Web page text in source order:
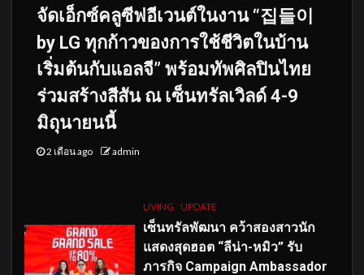
จัดเอ็กซ์คลูซีฟอีเวนต์ในงาน “집들이
by LG ทุกก้าวของการใช้ชีวิตในบ้าน
เริ่มต้นกับแอลจี” พร้อมทัพศิลปินไทย
ร่วมสร้างสีสัน ณ เซ็นทรัลเวิลด์ 4-9
มิถุนายนนี้
2 เดือน ago admin
LIVING UPDATE
เซ็นทรัลพัฒนา คว้าสองสาวนัก
แสดงสุดฮอต “ลีน่า-หมิว” รับ
ภารกิจ Campaign Ambassador